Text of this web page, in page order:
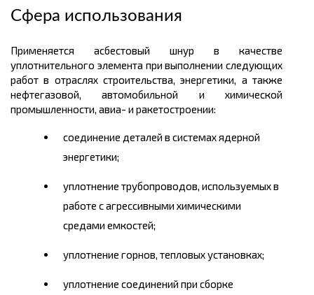
Сфера использования
Применяется асбестовый шнур в качестве
уплотнительного элемента при выполнении следующих
работ в отраслях строительства, энергетики, а также
нефтегазовой, автомобильной и химической
промышленности, авиа- и ракетостроении:
соединение деталей в системах ядерной
энергетики;
уплотнение трубопроводов, используемых в
работе с агрессивными химическими
средами емкостей;
уплотнение горнов, тепловых установках;
уплотнение соединений при сборке